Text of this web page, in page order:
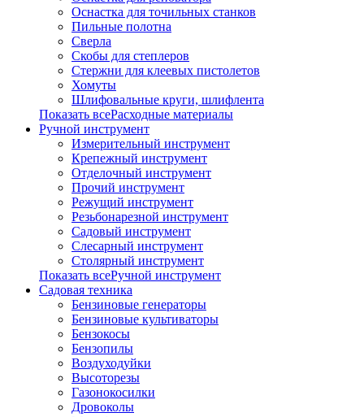
Оснастка для точильных станков
Пильные полотна
Сверла
Скобы для степлеров
Стержни для клеевых пистолетов
Хомуты
Шлифовальные круги, шлифлента
Показать всеРасходные материалы
Ручной инструмент
Измерительный инструмент
Крепежный инструмент
Отделочный инструмент
Прочий инструмент
Режущий инструмент
Резьбонарезной инструмент
Садовый инструмент
Слесарный инструмент
Столярный инструмент
Показать всеРучной инструмент
Садовая техника
Бензиновые генераторы
Бензиновые культиваторы
Бензокосы
Бензопилы
Воздуходуйки
Высоторезы
Газонокосилки
Дровоколы